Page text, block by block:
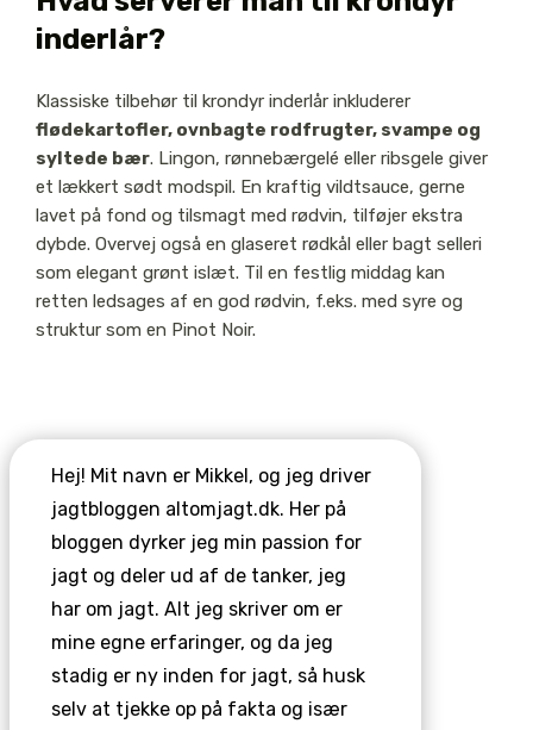
inderlår?
Klassiske tilbehør til krondyr inderlår inkluderer
flødekartofler, ovnbagte rodfrugter, svampe og
syltede bær. Lingon, rønnebærgelé eller ribsgele giver
et lækkert sødt modspil. En kraftig vildtsauce, gerne
lavet på fond og tilsmagt med rødvin, tilføjer ekstra
dybde. Overvej også en glaseret rødkål eller bagt selleri
som elegant grønt islæt. Til en festlig middag kan
retten ledsages af en god rødvin, f.eks. med syre og
struktur som en Pinot Noir.
Hej! Mit navn er Mikkel, og jeg driver
jagtbloggen altomjagt.dk. Her på
bloggen dyrker jeg min passion for
jagt og deler ud af de tanker, jeg
har om jagt. Alt jeg skriver om er
mine egne erfaringer, og da jeg
stadig er ny inden for jagt, så husk
selv at tjekke op på fakta og især